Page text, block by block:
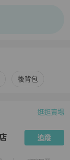
後背包
香港尖沙咀店介紹
逛逛賣場
追蹤